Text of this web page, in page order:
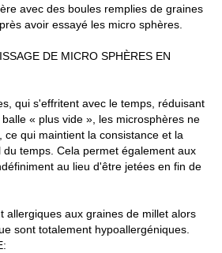
avec des boules remplies de graines
avoir essayé les micro sphères.
DE MICRO SPHÈRES EN
qui s'effritent avec le temps, réduisant
« plus vide », les microsphères ne
ce qui maintient la consistance et la
temps. Cela permet également aux
au lieu d'être jetées en fin de
allergiques aux graines de millet alors
sont totalement hypoallergéniques.